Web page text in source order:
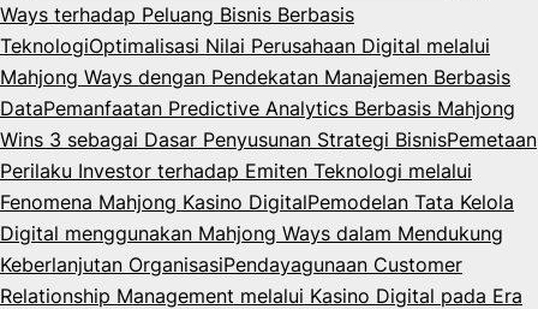
Ways terhadap Peluang Bisnis Berbasis
TeknologiOptimalisasi Nilai Perusahaan Digital melalui
Mahjong Ways dengan Pendekatan Manajemen Berbasis
DataPemanfaatan Predictive Analytics Berbasis Mahjong
Wins 3 sebagai Dasar Penyusunan Strategi BisnisPemetaan
Perilaku Investor terhadap Emiten Teknologi melalui
Fenomena Mahjong Kasino DigitalPemodelan Tata Kelola
Digital menggunakan Mahjong Ways dalam Mendukung
Keberlanjutan OrganisasiPendayagunaan Customer
Relationship Management melalui Kasino Digital pada Era